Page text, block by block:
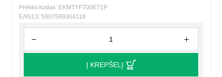
Prekės kodas: EKMTYFT00E71P
EAN13: 5907589364118
Į KREPŠELĮ